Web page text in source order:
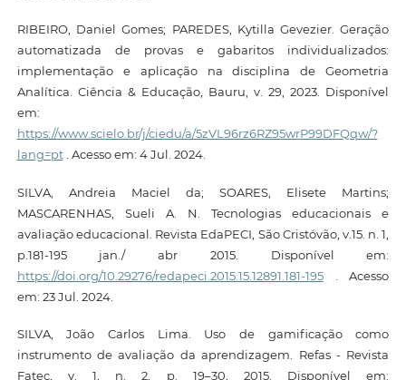
RIBEIRO, Daniel Gomes; PAREDES, Kytilla Gevezier. Geração
automatizada de provas e gabaritos individualizados:
implementação e aplicação na disciplina de Geometria
Analítica. Ciência & Educação, Bauru, v. 29, 2023. Disponível
em:
https://www.scielo.br/j/ciedu/a/5zVL96rz6RZ95wrP99DFQqw/?
lang=pt. Acesso em: 4 Jul. 2024.
SILVA, Andreia Maciel da; SOARES, Elisete Martins;
MASCARENHAS, Sueli A. N. Tecnologias educacionais e
avaliação educacional. Revista EdaPECI, São Cristóvão, v.15. n. 1,
p.181-195 jan./ abr 2015. Disponível em:
https://doi.org/10.29276/redapeci.2015.15.12891.181-195. Acesso
em: 23 Jul. 2024.
SILVA, João Carlos Lima. Uso de gamificação como
instrumento de avaliação da aprendizagem. Refas - Revista
Fatec, v. 1, n. 2, p. 19–30, 2015. Disponível em: